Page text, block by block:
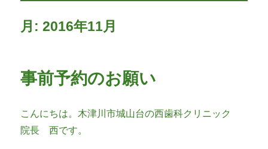
月:2016年11月
事前予約のお願い
こんにちは。木津川市城山台の西歯科クリニック
院長 西です。